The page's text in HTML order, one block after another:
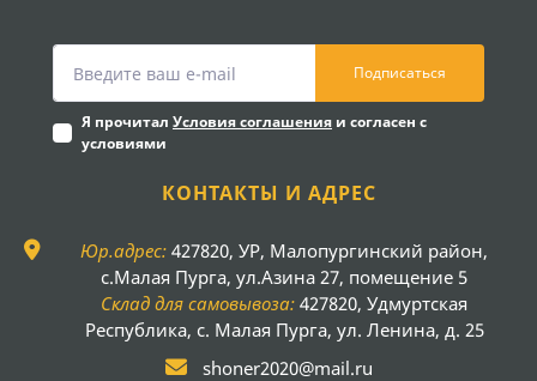
Подписаться
Я прочитал Условия соглашения и согласен с
условиями
КОНТАКТЫ И АДРЕС
Юр.адрес: 427820, УР, Малопургинский район,
с.Малая Пурга, ул.Азина 27, помещение 5
Склад для самовывоза: 427820, Удмуртская
Республика, с. Малая Пурга, ул. Ленина, д. 25
shoner2020@mail.ru